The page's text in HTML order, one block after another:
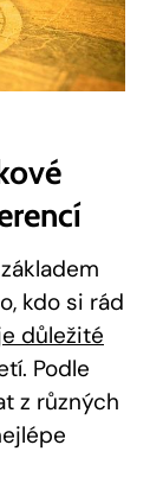
kdo si rád
důležité
Podle
z různých